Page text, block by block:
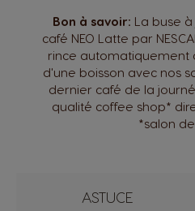
Bon à savoir: La buse
café NEO Latte par
rince automatiquement
d'une boisson avec nos
dernier café de la
qualité coffee shop*
*salon
ASTUCE